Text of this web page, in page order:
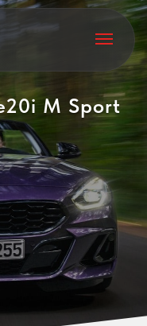
M Sport